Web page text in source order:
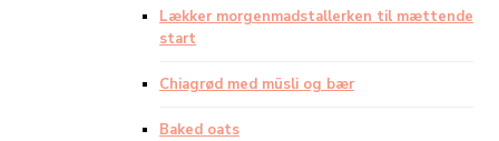
Lækker morgenmadstallerken til mættende
start
Chiagrød med müsli og bær
Baked oats